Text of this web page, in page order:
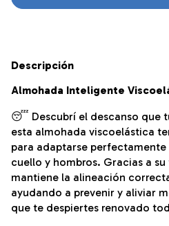
Descripción
Almohada Inteligente
😴 Descubrí el descanso que
esta almohada viscoelástica
para adaptarse
cuello y hombros. Gracias a
mantiene la alineación
ayudando a prevenir y aliviar
que te despiertes renovado